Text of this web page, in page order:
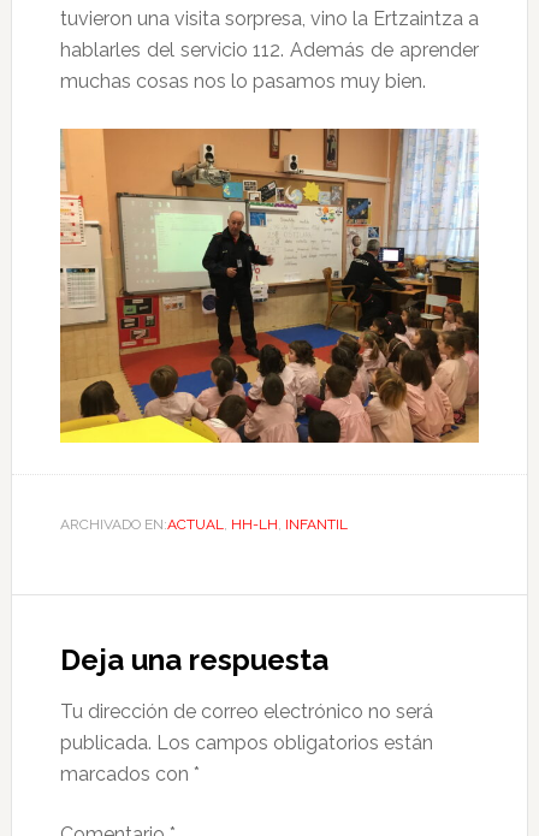
tuvieron una visita sorpresa, vino la Ertzaintza a
hablarles del servicio 112. Además de aprender
muchas cosas nos lo pasamos muy bien.
ARCHIVADO EN:ACTUAL HH-LH INFANTIL
Deja una respuesta
Tu dirección de correo electrónico no será
publicada. Los campos obligatorios están
marcados con *